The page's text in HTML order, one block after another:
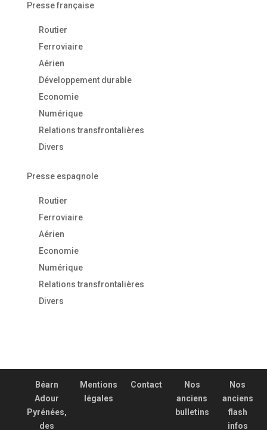
Presse française
Routier
Ferroviaire
Aérien
Développement durable
Economie
Numérique
Relations transfrontalières
Divers
Presse espagnole
Routier
Ferroviaire
Aérien
Economie
Numérique
Relations transfrontalières
Divers
Béarn
Adour
Pyrénées,
des
Mentions
légales
Contact
Nos
anciens
bulletins
Nos
anciens
flash
infos